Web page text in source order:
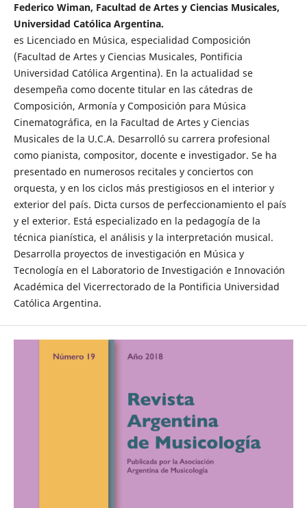
Federico Wiman, Facultad de Artes y Ciencias Musicales,
Universidad Católica Argentina.
es Licenciado en Música, especialidad Composición
(Facultad de Artes y Ciencias Musicales, Pontificia
Universidad Católica Argentina). En la actualidad se
desempeña como docente titular en las cátedras de
Composición, Armonía y Composición para Música
Cinematográfica, en la Facultad de Artes y Ciencias
Musicales de la U.C.A. Desarrolló su carrera profesional
como pianista, compositor, docente e investigador. Se ha
presentado en numerosos recitales y conciertos con
orquesta, y en los ciclos más prestigiosos en el interior y
exterior del país. Dicta cursos de perfeccionamiento el país
y el exterior. Está especializado en la pedagogía de la
técnica pianística, el análisis y la interpretación musical.
Desarrolla proyectos de investigación en Música y
Tecnología en el Laboratorio de Investigación e Innovación
Académica del Vicerrectorado de la Pontificia Universidad
Católica Argentina.